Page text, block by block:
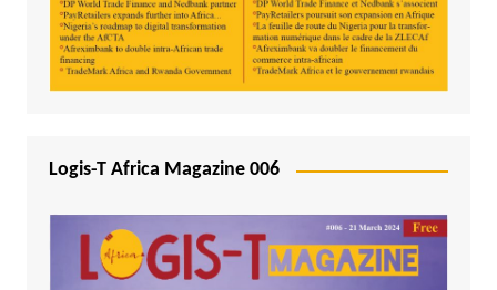
Logis-T Africa Magazine 006